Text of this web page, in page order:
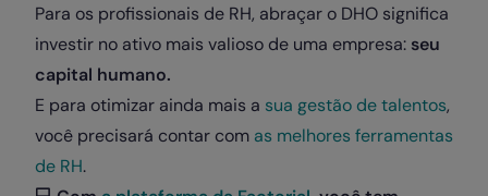
Para os profissionais de RH, abraçar o DHO significa
investir no ativo mais valioso de uma empresa: seu
capital humano.
E para otimizar ainda mais a sua gestão de talentos,
você precisará contar com as melhores ferramentas
de RH.